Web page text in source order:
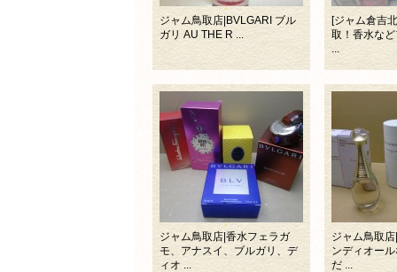
ジャム鳥取店|BVLGARI ブル
ガリ AU THE R ...
[ジャム倉吉
取！香水な
...
ジャム鳥取店|香水フェラガ
モ、アナスイ、ブルガリ、デ
ィオ ...
ジャム鳥取
ンディオー
だ ...